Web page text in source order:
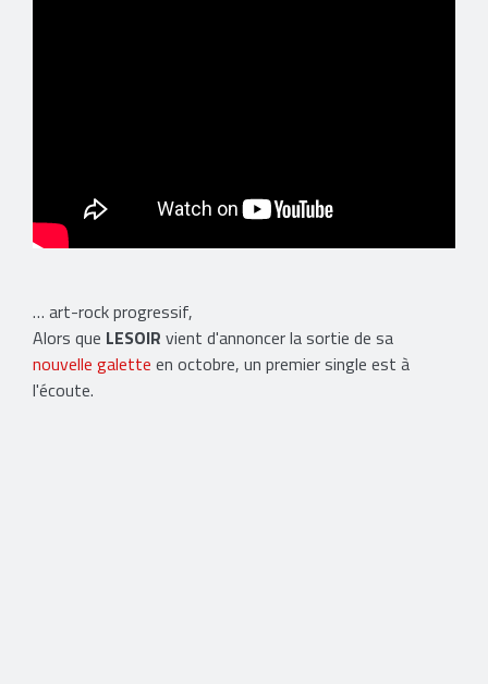
… art-rock progressif,
Alors que LESOIR vient d'annoncer la sortie de sa
nouvelle galette en octobre, un premier single est à
l'écoute.